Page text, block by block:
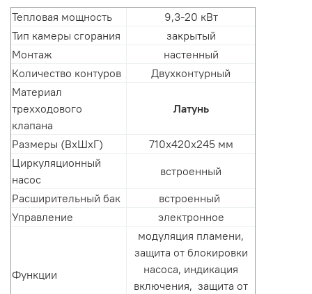
Тепловая мощность
9,3-20 кВт
Тип камеры сгорания
закрытый
Монтаж
настенный
Количество контуров
Двухконтурный
Материал
трехходового
клапана
Латунь
Размеры (ВхШхГ)
710х420х245 мм
Циркуляционный
насос
встроенный
Расширительный бак
встроенный
Управление
электронное
Функции
модуляция пламени,
защита от блокировки
насоса, индикация
включения, защита от